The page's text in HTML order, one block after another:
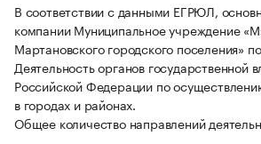
В соответствии с данными ЕГРЮЛ,
компании Муниципальное учреждение
Мартановского городского поселения»
Деятельность органов государственной
Российской Федерации по
в городах и районах.
Общее количество направлений